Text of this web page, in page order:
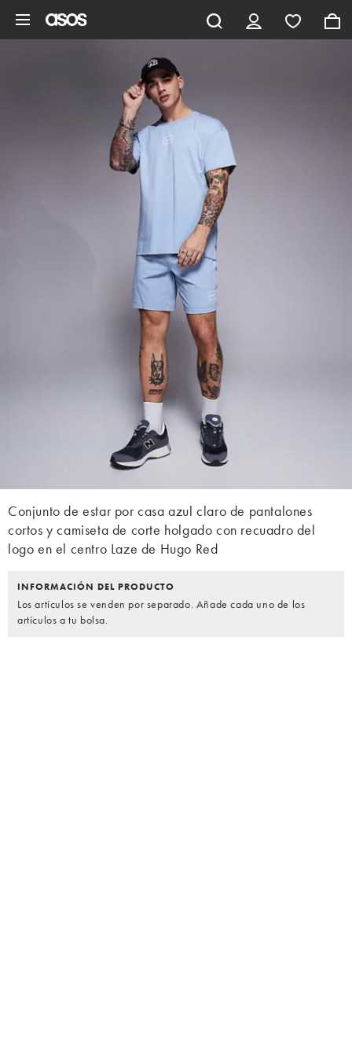
Conjunto de estar por casa azul claro de pantalones
cortos y camiseta de corte holgado con recuadro del
logo en el centro Laze de Hugo Red
INFORMACIÓN DEL PRODUCTO
Los artículos se venden por separado. Añade cada uno de los
artículos a tu bolsa.